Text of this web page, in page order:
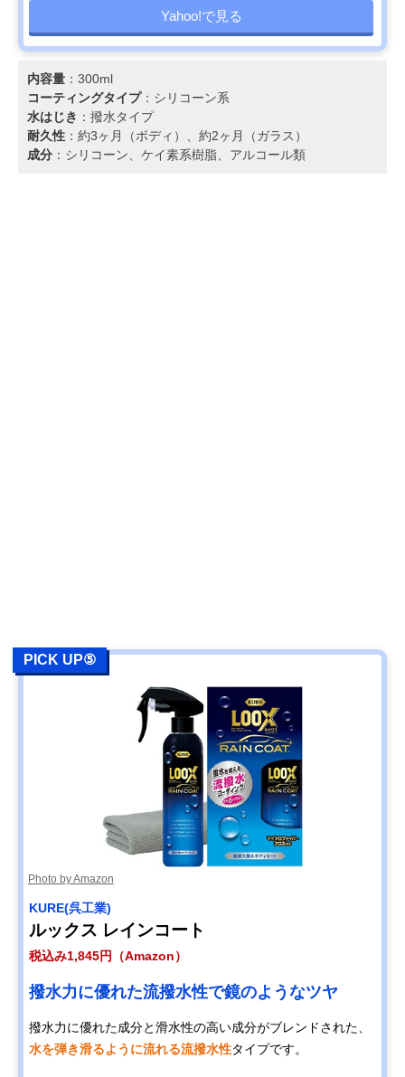
Yahoo!で見る
内容量 ：300ml
コーティングタイプ：シリコーン系
水はじき ：撥水タイプ
耐久性 ：約3ヶ月（ボディ）、約2ヶ月（ガラス）
成分 ：シリコーン、ケイ素系樹脂、アルコール類
PICK UP⑤
Photo by Amazon
KURE(呉工業)
ルックス レインコート
税込み1,845円（Amazon）
撥水力に優れた流撥水性で鏡のようなツヤ
撥水力に優れた成分と滑水性の高い成分がブレンドされた、
水を弾き滑るように流れる流撥水性タイプです。